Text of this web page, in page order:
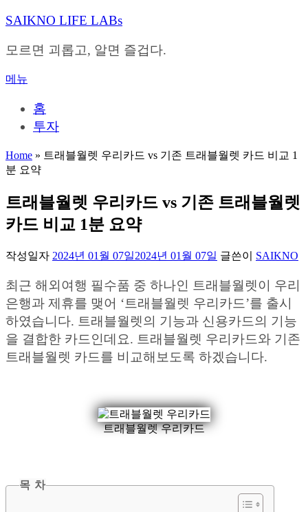
내
으
바
SAIKNO LIFE LABs
모르면 괴롭고, 알면 즐겁다.
메뉴
홈
투자
Home » 트래블월렛 우리카드 vs 기존 트래블월렛 카드 비교 1
분 요약
트래블월렛 우리카드 vs 기존 트래블월렛
카드 비교 1분 요약
작성일자 2024년 01월 07일2024년 01월 07일 글쓴이 SAIKNO
최근 해외여행 필수품 중 하나인 트래블월렛이 우리
은행과 제휴를 맺어 ‘트래블월렛 우리카드’를 출시
하였습니다. 트래블월렛의 기능과 신용카드의 기능
을 결합한 카드인데요. 트래블월렛 우리카드와 기존
트래블월렛 카드를 비교해보도록 하겠습니다.
트래블월렛 우리카드
목 차